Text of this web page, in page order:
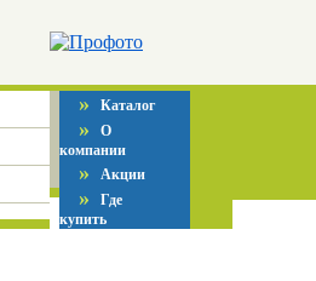
» Каталог
» О
компании
» Акции
» Где
купить